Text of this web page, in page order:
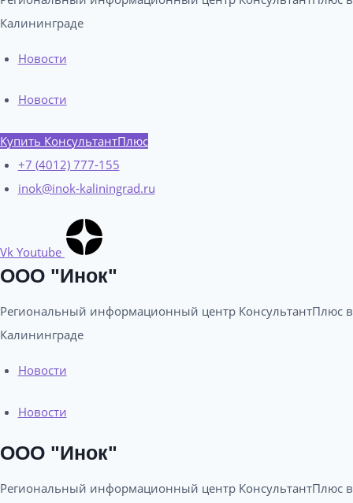
Калининграде​
Новости
Новости
Купить КонсультантПлюс
+7 (4012) 777-155
inok@inok-kaliningrad.ru
Vk Youtube
ООО "Инок"
Региональный информационный центр КонсультантПлюс в
Калининграде​
Новости
Новости
ООО "Инок"
Региональный информационный центр КонсультантПлюс в